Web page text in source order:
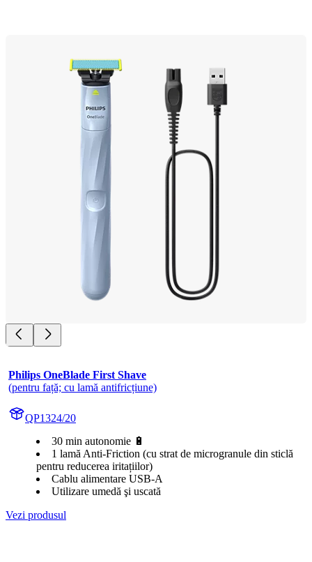
Philips OneBlade First Shave
(pentru față; cu lamă antifricțiune)
QP1324/20
30 min autonomie 🔋
1 lamă Anti-Friction (cu strat de microgranule din sticlă
pentru reducerea iritațiilor)
Cablu alimentare USB-A
Utilizare umedă şi uscată
Vezi produsul